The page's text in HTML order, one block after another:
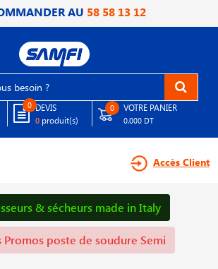
AU 58 58 13 12
0 DEVIS
0 produit(s)
0 VOTRE PANIER
0.000 DT
Accès Client
& sécheurs made in Italy
Promos poste de soudure Semi